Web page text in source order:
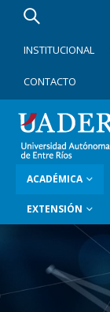
INSTITUCIONAL
CONTACTO
ACADÉMICA
EXTENSIÓN